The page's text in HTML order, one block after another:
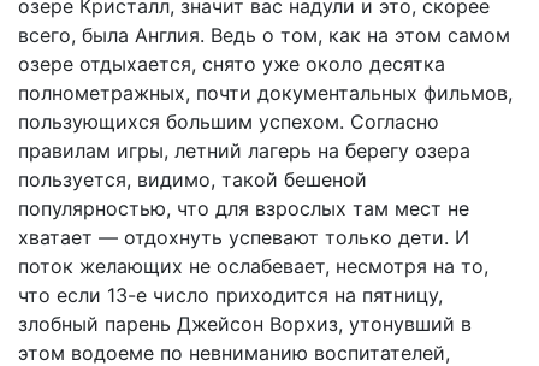
озере Кристалл, значит вас надули и это, скорее
всего, была Англия. Ведь о том, как на этом самом
озере отдыхается, снято уже около десятка
полнометражных, почти документальных фильмов,
пользующихся большим успехом. Согласно
правилам игры, летний лагерь на берегу озера
пользуется, видимо, такой бешеной
популярностью, что для взрослых там мест не
хватает — отдохнуть успевают только дети. И
поток желающих не ослабевает, несмотря на то,
что если 13-е число приходится на пятницу,
злобный парень Джейсон Ворхиз, утонувший в
этом водоеме по невниманию воспитателей,